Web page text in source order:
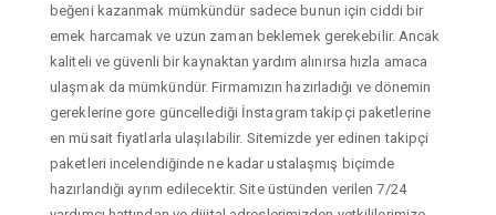
beğeni kazanmak mümkündür sadece bunun için ciddi bir
emek harcamak ve uzun zaman beklemek gerekebilir. Ancak
kaliteli ve güvenli bir kaynaktan yardım alınırsa hızla amaca
ulaşmak da mümkündür. Firmamızın hazırladığı ve dönemin
gereklerine gore güncellediği İnstagram takipçi paketlerine
en müsait fiyatlarla ulaşılabilir. Sitemizde yer edinen takipçi
paketleri incelendiğinde ne kadar ustalaşmış biçimde
hazırlandığı ayrım edilecektir. Site üstünden verilen 7/24